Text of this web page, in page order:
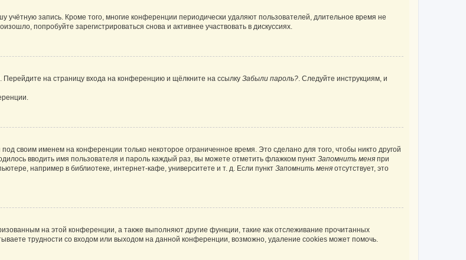
учётную запись. Кроме того, многие конференции периодически удаляют пользователей, длительное время не
попробуйте зарегистрироваться снова и активнее участвовать в дискуссиях.
Перейдите на страницу входа на конференцию и щёлкните на ссылку Забыли пароль?. Следуйте инструкциям, и
под своим именем на конференции только некоторое ограниченное время. Это сделано для того, чтобы никто другой
вводить имя пользователя и пароль каждый раз, вы можете отметить флажком пункт Запомнить меня при
например в библиотеке, интернет-кафе, университете и т. д. Если пункт Запомнить меня отсутствует, это
на этой конференции, а также выполняют другие функции, такие как отслеживание прочитанных
трудности со входом или выходом на данной конференции, возможно, удаление cookies может помочь.